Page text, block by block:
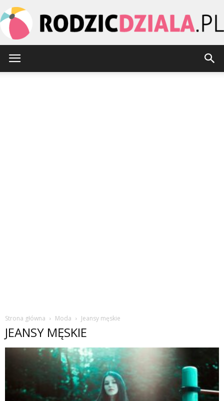
Strona główna Moda Jeansy męskie
JEANSY MĘSKIE